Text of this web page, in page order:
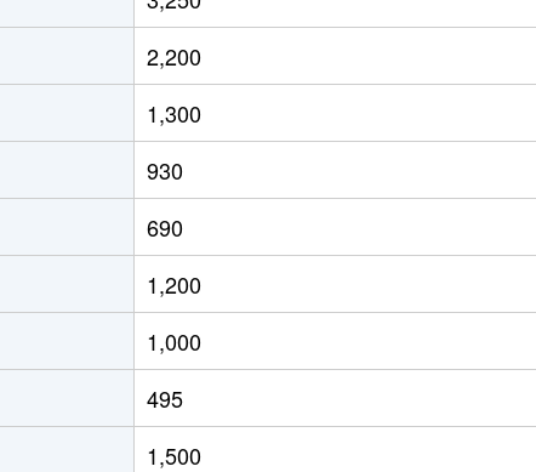
徒歩2分 130m² 100m²
徒歩7分 120m² 35m²
徒歩2分 230m² -
徒歩6分 160m² -
徒歩5分 210m² 115m²
徒歩5分 125m² 90m²
徒歩9分 100m² 110m²
徒歩6分 320m² 105m²
2,200
1,300
930
690
1,200
1,000
495
1,500